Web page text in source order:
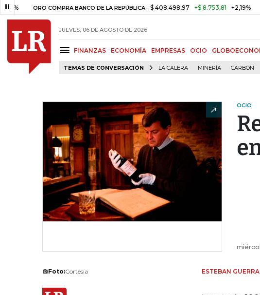
ORO COMPRA BANCO DE LA REPÚBLICA $ 408.498,97 +$ 8.753,81 +2,19% TASA
JUEVES, 06 DE AGOSTO DE 2026
FINANZAS ECONOMÍA EMPRESAS OCIO
TEMAS DE CONVERSACIÓN LA CALERA MINERÍA CARBÓN
OCIO
Foto:Cortesía ESTEBAN GUERRA